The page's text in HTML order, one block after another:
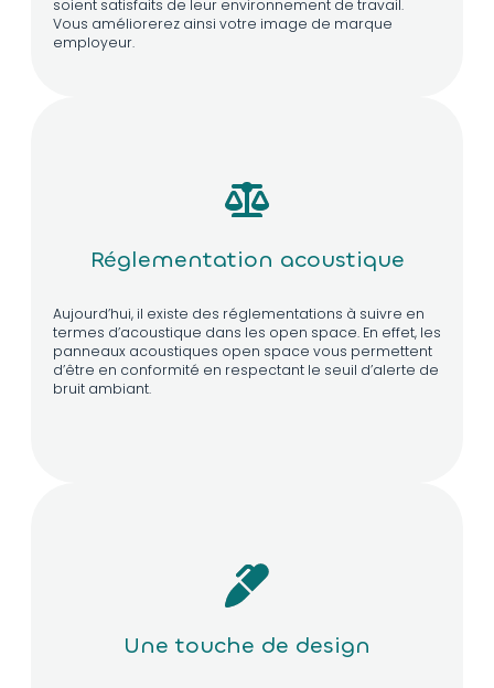
soient satisfaits de leur environnement de travail.
Vous améliorerez ainsi votre image de marque
employeur.
Réglementation acoustique
Aujourd’hui, il existe des réglementations à suivre en
termes d’acoustique dans les open space. En effet, les
panneaux acoustiques open space vous permettent
d’être en conformité en respectant le seuil d’alerte de
bruit ambiant.
Une touche de design